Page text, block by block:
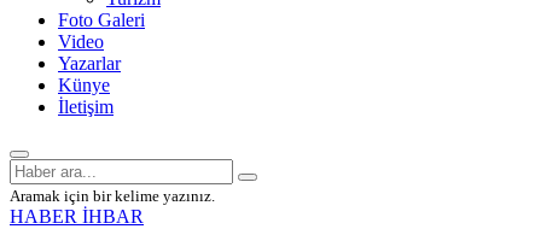
Foto Galeri
Video
Yazarlar
Künye
İletişim
Aramak için bir kelime yazınız.
HABER İHBAR